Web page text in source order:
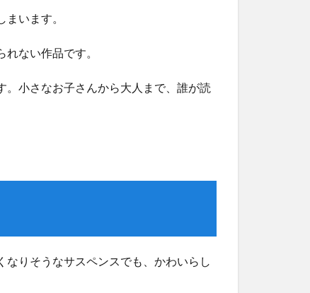
います。
ない作品です。
小さなお子さんから大人まで、誰が読
りそうなサスペンスでも、かわいらし